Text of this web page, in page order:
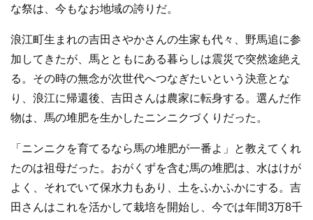
な祭は、今もなお地域の誇りだ。
浪江町生まれの吉田さやかさんの生家も代々、野馬追に参
加してきたが、馬とともにある暮らしは震災で突然途絶え
る。その時の無念が次世代へつなぎたいという決意とな
り、浪江に帰還後、吉田さんは農家に転身する。選んだ作
物は、馬の堆肥を生かしたニンニクづくりだった。
「ニンニクを育てるなら馬の堆肥が一番よ」と教えてくれ
たのは祖母だった。おがくずを含む馬の堆肥は、水はけが
よく、それでいて保水力もあり、土をふかふかにする。吉
田さんはこれを活かして栽培を開始し、今では年間3万8千